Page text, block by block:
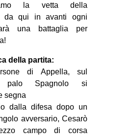
PRECARIATO
REPRESSIONE
CULTURE
ARTE
CINEMA
MUSICA
la vetta della
da qui in avanti ogni
una battaglia per
della partita:
di Appella, sul
palo Spagnolo si
segna
dalla difesa dopo un
avversario, Cesarò
campo di corsa